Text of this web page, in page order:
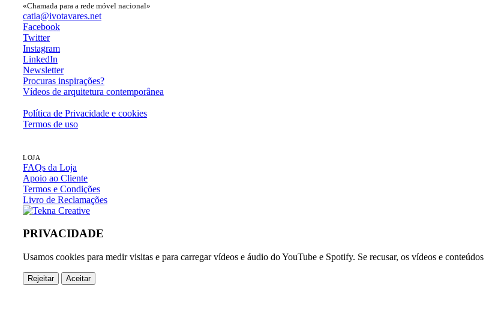
«Chamada para a rede móvel nacional»
catia@ivotavares.net
Facebook
Twitter
Instagram
LinkedIn
Newsletter
Procuras inspirações?
Vídeos de arquitetura contemporânea
Política de Privacidade e cookies
Termos de uso
LOJA
FAQs da Loja
Apoio ao Cliente
Termos e Condições
Livro de Reclamações
PRIVACIDADE
Usamos cookies para medir visitas e para carregar vídeos e áudio do YouTube e Spotify. Se recusar, os vídeos e
Rejeitar Aceitar